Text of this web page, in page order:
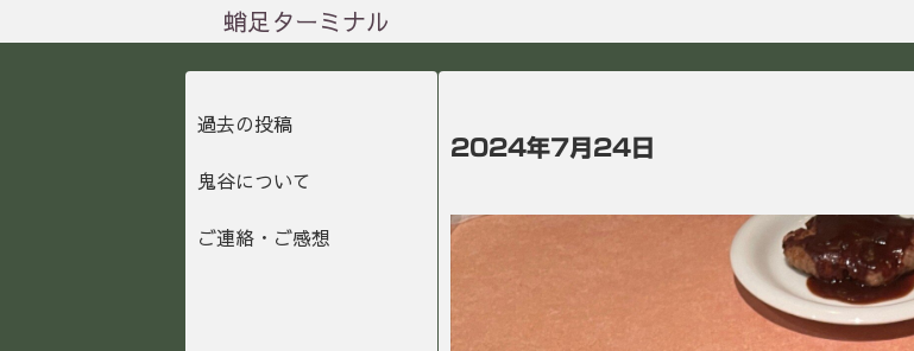
蛸足ターミナル
2024年7月24日
過去の投稿
鬼谷について
ご連絡・ご感想